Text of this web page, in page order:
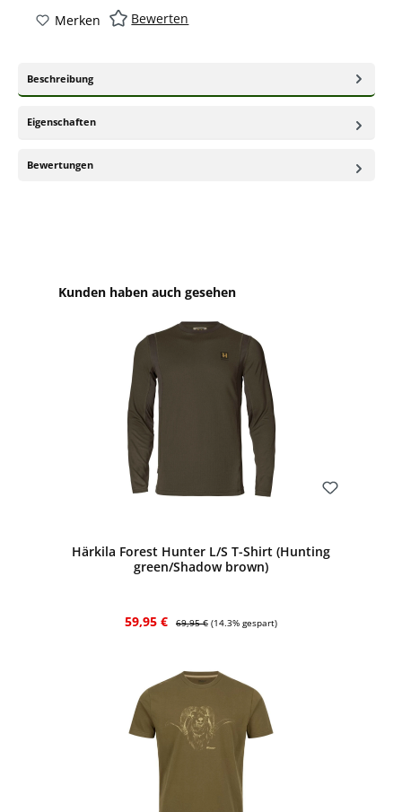
Merken Bewerten
Beschreibung
Eigenschaften
Bewertungen
Produktgalerie überspringen
Kunden haben auch gesehen
Härkila Forest Hunter L/S T-Shirt (Hunting
green/Shadow brown)
Verkaufspreis:
59,95 € Regulärer Preis:
69,95 € (14.3% gespart)